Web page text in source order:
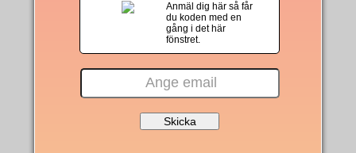
Anmäl dig här så får
du koden med en
gång i det här
fönstret.